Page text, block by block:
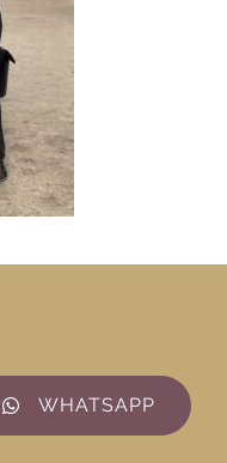
WHATSAPP